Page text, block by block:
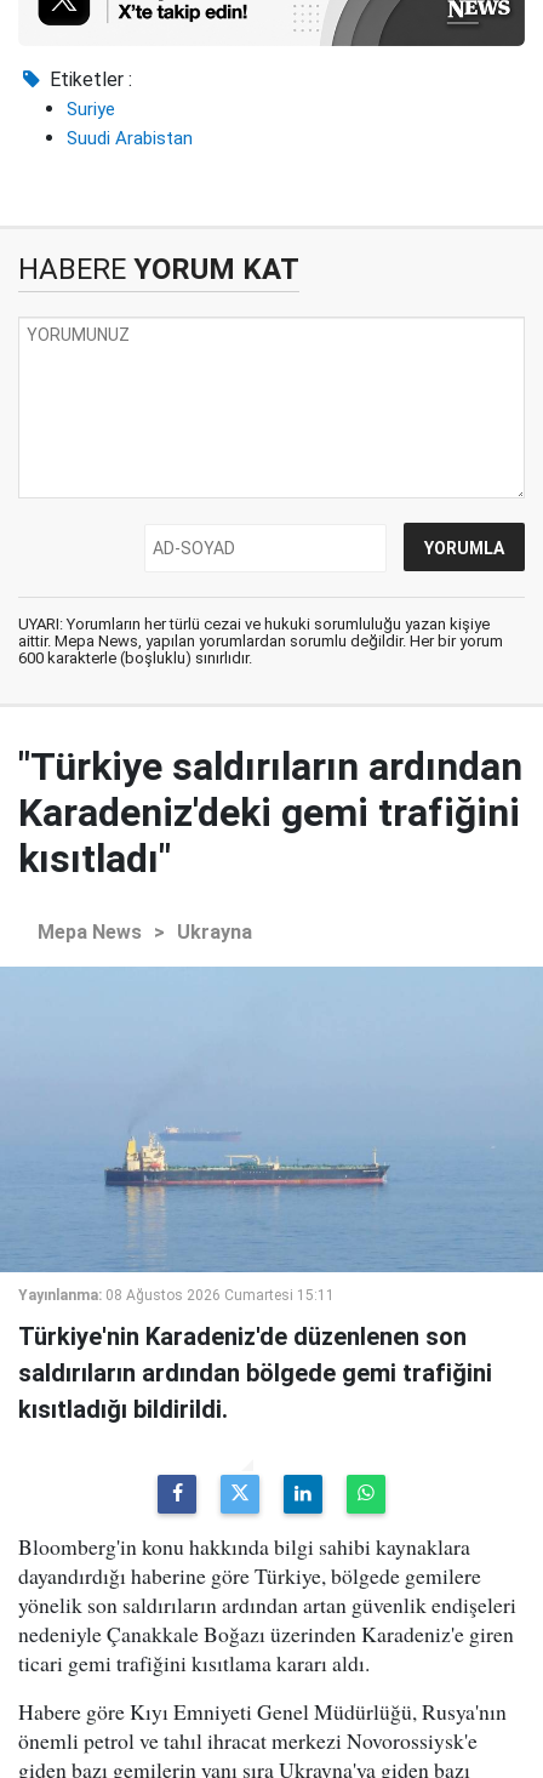
Etiketler :
Suriye
Suudi Arabistan
HABERE YORUM KAT
UYARI: Yorumların her türlü cezai ve hukuki sorumluluğu yazan kişiye
aittir. Mepa News, yapılan yorumlardan sorumlu değildir. Her bir yorum
600 karakterle (boşluklu) sınırlıdır.
"Türkiye saldırıların ardından
Karadeniz'deki gemi trafiğini
kısıtladı"
Mepa News > Ukrayna
Yayınlanma: 08 Ağustos 2026 Cumartesi 15:11
Türkiye'nin Karadeniz'de düzenlenen son
saldırıların ardından bölgede gemi trafiğini
kısıtladığı bildirildi.
Bloomberg'in konu hakkında bilgi sahibi kaynaklara
dayandırdığı haberine göre Türkiye, bölgede gemilere
yönelik son saldırıların ardından artan güvenlik endişeleri
nedeniyle Çanakkale Boğazı üzerinden Karadeniz'e giren
ticari gemi trafiğini kısıtlama kararı aldı.
Habere göre Kıyı Emniyeti Genel Müdürlüğü, Rusya'nın
önemli petrol ve tahıl ihracat merkezi Novorossiysk'e
giden bazı gemilerin yanı sıra Ukrayna'ya giden bazı